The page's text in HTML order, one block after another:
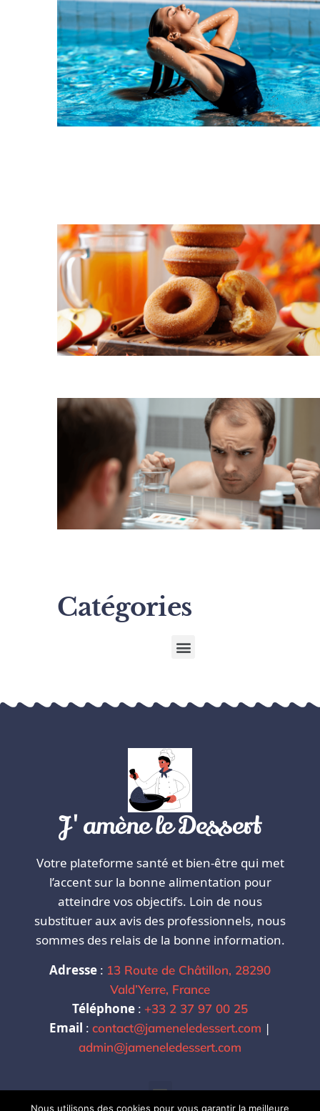
Catégories
J'amène le Dessert
Votre plateforme santé et bien-être qui met
l’accent sur la bonne alimentation pour
atteindre vos objectifs. Loin de nous
substituer aux avis des professionnels, nous
sommes des relais de la bonne information.
Adresse : 13 Route de Châtillon, 28290
Vald’Yerre, France
Téléphone : +33 2 37 97 00 25
Email : contact@jameneledessert.com |
admin@jameneledessert.com
Nous utilisons des cookies pour vous garantir la meilleure